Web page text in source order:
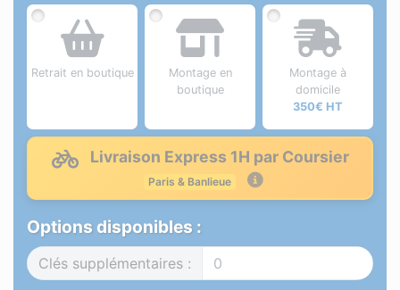
Retrait en boutique
Montage en
boutique
Montage à
domicile
350€ HT
Livraison Express 1H par Coursier
Paris & Banlieue
Options disponibles :
Clés supplémentaires :